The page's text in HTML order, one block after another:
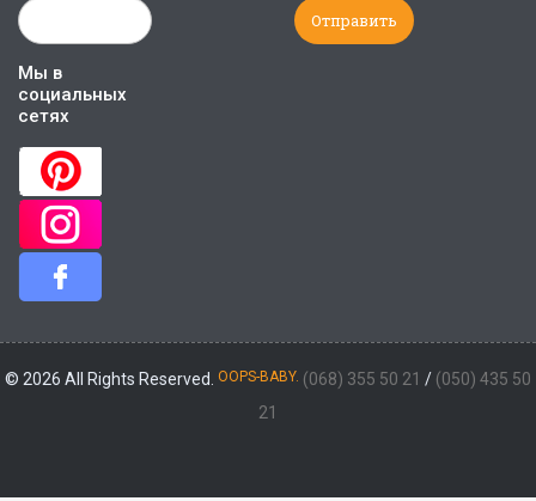
Мы в
социальных
сетях
© 2026 All Rights Reserved. OOPS-BABY. (068) 355 50 21 / (050) 435 50
21